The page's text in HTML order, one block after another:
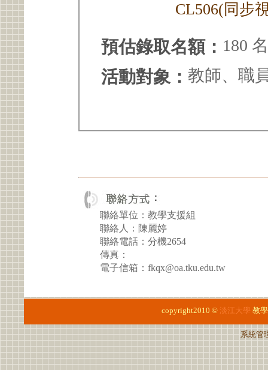
CL506(同步
預估錄取名額： 180 名
活動對象： 教師、職
聯絡單位：教學支援組
聯絡人：陳麗婷
聯絡電話：分機2654
傳真：
電子信箱：fkqx@oa.tku.edu.tw
copyright2010 © 淡江大學 教
系統管